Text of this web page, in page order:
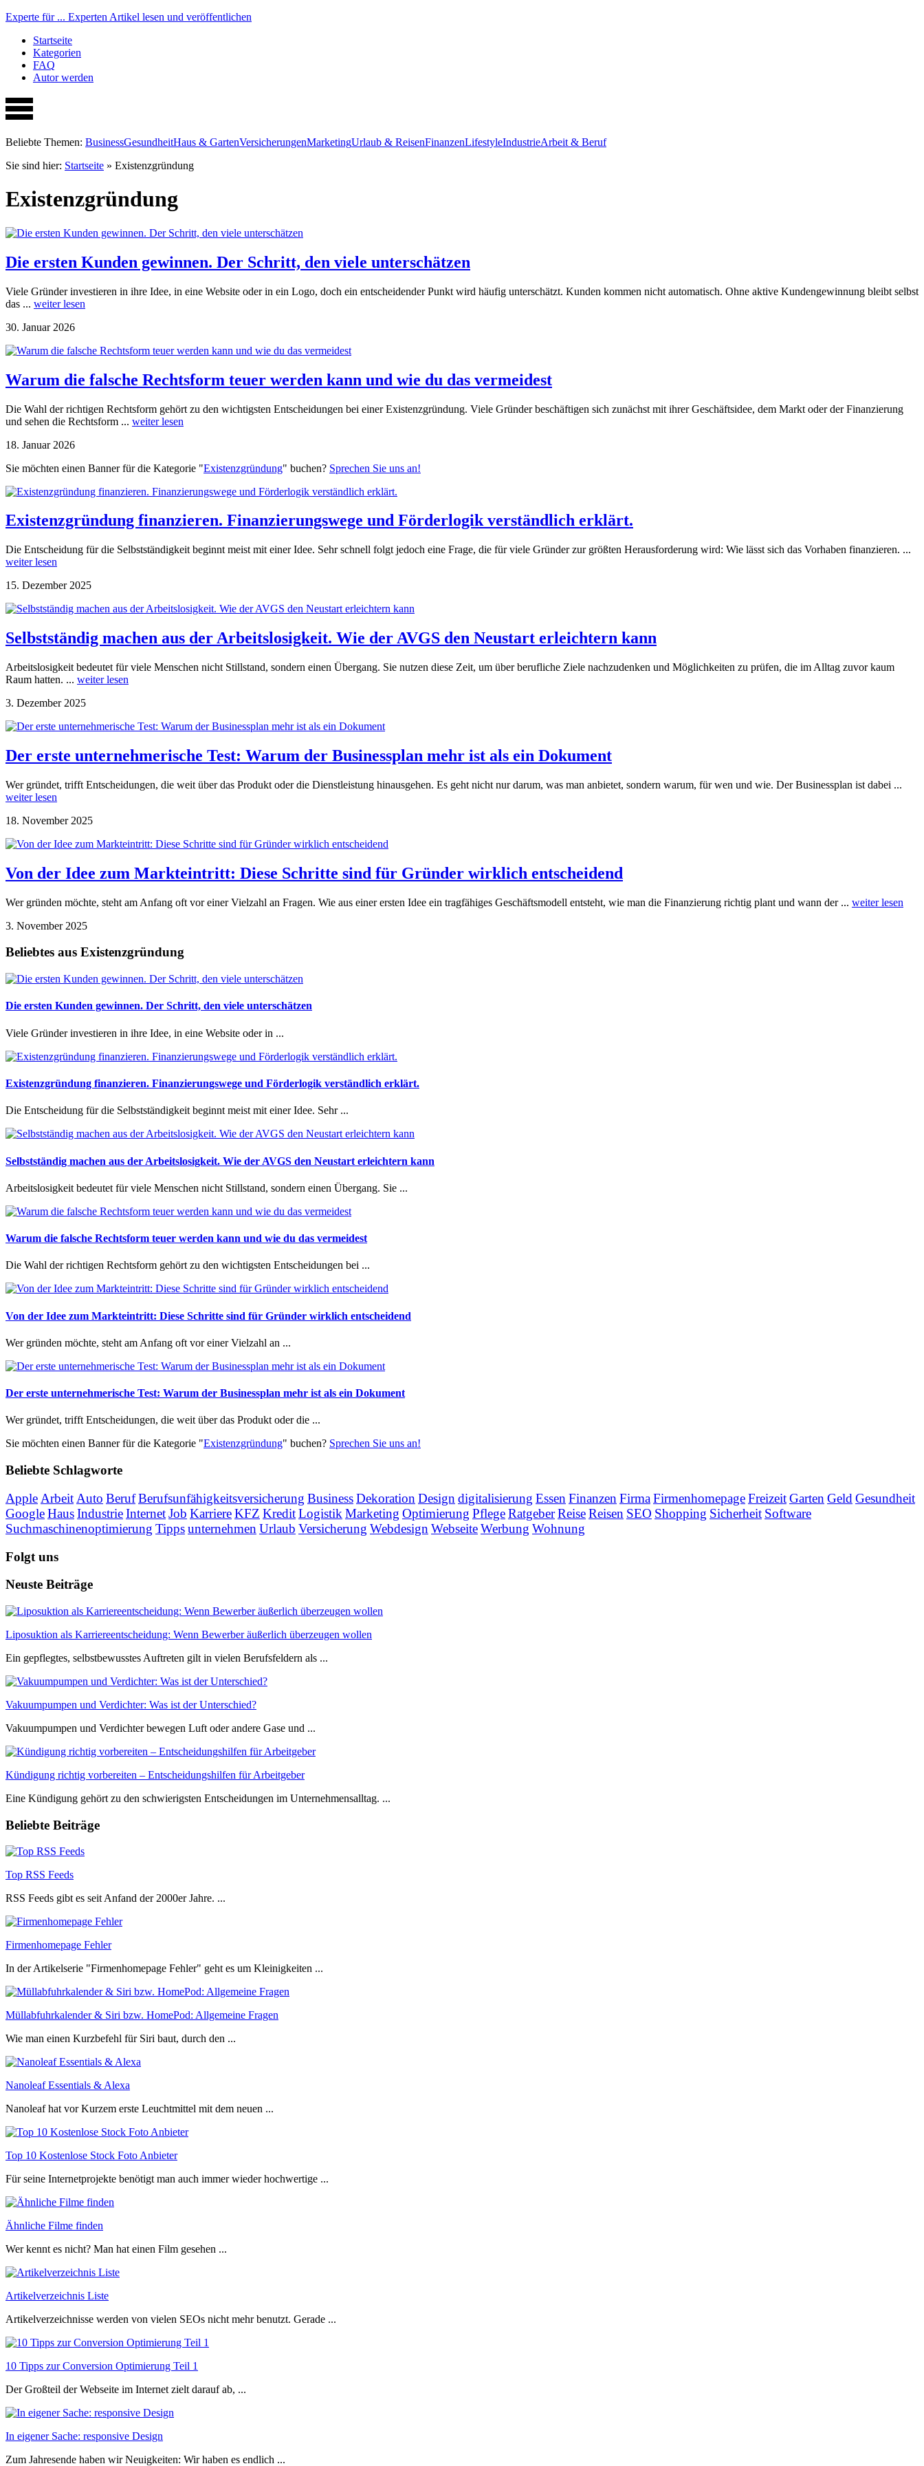
Experte für ... Experten Artikel lesen und veröffentlichen
Startseite
Kategorien
FAQ
Autor werden
Beliebte Themen: BusinessGesundheitHaus & GartenVersicherungenMarketingUrlaub & ReisenFinanzenLifestyleIndustrieArbeit & Beruf
Sie sind hier: Startseite » Existenzgründung
Existenzgründung
Die ersten Kunden gewinnen. Der Schritt, den viele unterschätzen
Viele Gründer investieren in ihre Idee, in eine Website oder in ein Logo, doch ein entscheidender Punkt wird häufig unterschätzt. Kunden kommen nicht automatisch. Ohne aktive Kundengewinnung bleibt selbst
das ... weiter lesen
30. Januar 2026
Warum die falsche Rechtsform teuer werden kann und wie du das vermeidest
Die Wahl der richtigen Rechtsform gehört zu den wichtigsten Entscheidungen bei einer Existenzgründung. Viele Gründer beschäftigen sich zunächst mit ihrer Geschäftsidee, dem Markt oder der Finanzierung
und sehen die Rechtsform ... weiter lesen
18. Januar 2026
Sie möchten einen Banner für die Kategorie "Existenzgründung" buchen? Sprechen Sie uns an!
Existenzgründung finanzieren. Finanzierungswege und Förderlogik verständlich erklärt.
Die Entscheidung für die Selbstständigkeit beginnt meist mit einer Idee. Sehr schnell folgt jedoch eine Frage, die für viele Gründer zur größten Herausforderung wird: Wie lässt sich das Vorhaben finanzieren. ...
weiter lesen
15. Dezember 2025
Selbstständig machen aus der Arbeitslosigkeit. Wie der AVGS den Neustart erleichtern kann
Arbeitslosigkeit bedeutet für viele Menschen nicht Stillstand, sondern einen Übergang. Sie nutzen diese Zeit, um über berufliche Ziele nachzudenken und Möglichkeiten zu prüfen, die im Alltag zuvor kaum
Raum hatten. ... weiter lesen
3. Dezember 2025
Der erste unternehmerische Test: Warum der Businessplan mehr ist als ein Dokument
Wer gründet, trifft Entscheidungen, die weit über das Produkt oder die Dienstleistung hinausgehen. Es geht nicht nur darum, was man anbietet, sondern warum, für wen und wie. Der Businessplan ist dabei ...
weiter lesen
18. November 2025
Von der Idee zum Markteintritt: Diese Schritte sind für Gründer wirklich entscheidend
Wer gründen möchte, steht am Anfang oft vor einer Vielzahl an Fragen. Wie aus einer ersten Idee ein tragfähiges Geschäftsmodell entsteht, wie man die Finanzierung richtig plant und wann der ... weiter lesen
3. November 2025
Beliebtes aus Existenzgründung
Die ersten Kunden gewinnen. Der Schritt, den viele unterschätzen
Viele Gründer investieren in ihre Idee, in eine Website oder in ...
Existenzgründung finanzieren. Finanzierungswege und Förderlogik verständlich erklärt.
Die Entscheidung für die Selbstständigkeit beginnt meist mit einer Idee. Sehr ...
Selbstständig machen aus der Arbeitslosigkeit. Wie der AVGS den Neustart erleichtern kann
Arbeitslosigkeit bedeutet für viele Menschen nicht Stillstand, sondern einen Übergang. Sie ...
Warum die falsche Rechtsform teuer werden kann und wie du das vermeidest
Die Wahl der richtigen Rechtsform gehört zu den wichtigsten Entscheidungen bei ...
Von der Idee zum Markteintritt: Diese Schritte sind für Gründer wirklich entscheidend
Wer gründen möchte, steht am Anfang oft vor einer Vielzahl an ...
Der erste unternehmerische Test: Warum der Businessplan mehr ist als ein Dokument
Wer gründet, trifft Entscheidungen, die weit über das Produkt oder die ...
Sie möchten einen Banner für die Kategorie "Existenzgründung" buchen? Sprechen Sie uns an!
Beliebte Schlagworte
Apple Arbeit Auto BerufBerufsunfähigkeitsversicherung BusinessDekoration Design digitalisierung Essen Finanzen FirmaFirmenhomepageFreizeitGarten Geld Gesundheit
GoogleHausIndustrieInternetJob KarriereKFZ KreditLogistik Marketing Optimierung PflegeRatgeberReiseReisen SEO Shopping Sicherheit Software
Suchmaschinenoptimierung Tippsunternehmen Urlaub Versicherung Webdesign WebseiteWerbung Wohnung
Folgt uns
Neuste Beiträge
Liposuktion als Karriereentscheidung: Wenn Bewerber äußerlich überzeugen wollen
Ein gepflegtes, selbstbewusstes Auftreten gilt in vielen Berufsfeldern als ...
Vakuumpumpen und Verdichter: Was ist der Unterschied?
Vakuumpumpen und Verdichter bewegen Luft oder andere Gase und ...
Kündigung richtig vorbereiten – Entscheidungshilfen für Arbeitgeber
Eine Kündigung gehört zu den schwierigsten Entscheidungen im Unternehmensalltag. ...
Beliebte Beiträge
Top RSS Feeds
RSS Feeds gibt es seit Anfand der 2000er Jahre. ...
Firmenhomepage Fehler
In der Artikelserie "Firmenhomepage Fehler" geht es um Kleinigkeiten ...
Müllabfuhrkalender & Siri bzw. HomePod: Allgemeine Fragen
Wie man einen Kurzbefehl für Siri baut, durch den ...
Nanoleaf Essentials & Alexa
Nanoleaf hat vor Kurzem erste Leuchtmittel mit dem neuen ...
Top 10 Kostenlose Stock Foto Anbieter
Für seine Internetprojekte benötigt man auch immer wieder hochwertige ...
Ähnliche Filme finden
Wer kennt es nicht? Man hat einen Film gesehen ...
Artikelverzeichnis Liste
Artikelverzeichnisse werden von vielen SEOs nicht mehr benutzt. Gerade ...
10 Tipps zur Conversion Optimierung Teil 1
Der Großteil der Webseite im Internet zielt darauf ab, ...
In eigener Sache: responsive Design
Zum Jahresende haben wir Neuigkeiten: Wir haben es endlich ...